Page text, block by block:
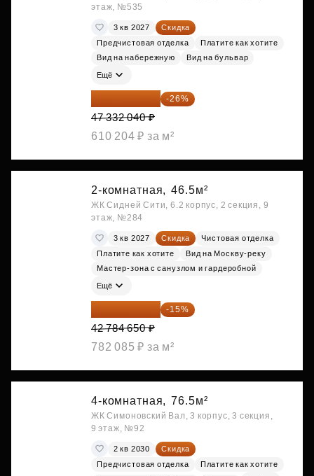
этаж, №535
3 кв 2027
Скидка
Предчистовая отделка
Платите как хотите
Вид на набережную
Вид на бульвар
Ещё
35 025 710 ₽ -26%
47 332 040 ₽
610 204 ₽ за м²
2-комнатная, 46.5м²
ЖК Сидней Сити, 6.2 корпус, 2 секция, 9
этаж, №284
3 кв 2027 Скидка
Чистовая отделка
Платите как хотите
Вид на Москву-реку
Мастер-зона с санузлом и гардеробной
Ещё
36 366 953 ₽ -15%
42 784 650 ₽
782 085 ₽ за м²
4-комнатная, 76.5м²
ЖК Симоновский Вал, 3 корпус, 3 секция,
9 этаж, №92
2 кв 2030
Скидка
Предчистовая отделка
Платите как хотите